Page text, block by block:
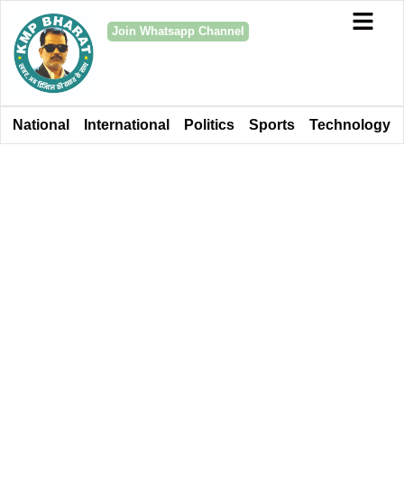
Join Whatsapp Channel
National International Politics Sports Technology